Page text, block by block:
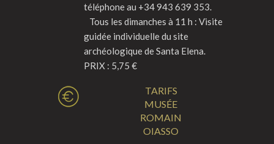
téléphone au +34 943 639 353.
Tous les dimanches à 11 h : Visite
guidée individuelle du site
archéologique de Santa Elena.
PRIX : 5,75 €
TARIFS
MUSÉE
ROMAIN
OIASSO